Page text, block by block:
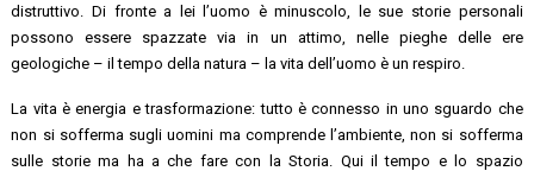
distruttivo. Di fronte a lei l’uomo è minuscolo, le sue storie personali
possono essere spazzate via in un attimo, nelle pieghe delle ere
geologiche – il tempo della natura – la vita dell’uomo è un respiro.
La vita è energia e trasformazione: tutto è connesso in uno sguardo che
non si sofferma sugli uomini ma comprende l’ambiente, non si sofferma
sulle storie ma ha a che fare con la Storia. Qui il tempo e lo spazio